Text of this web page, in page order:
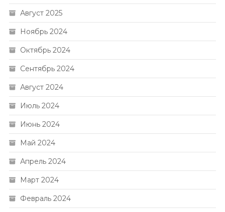
Август 2025
Ноябрь 2024
Октябрь 2024
Сентябрь 2024
Август 2024
Июль 2024
Июнь 2024
Май 2024
Апрель 2024
Март 2024
Февраль 2024